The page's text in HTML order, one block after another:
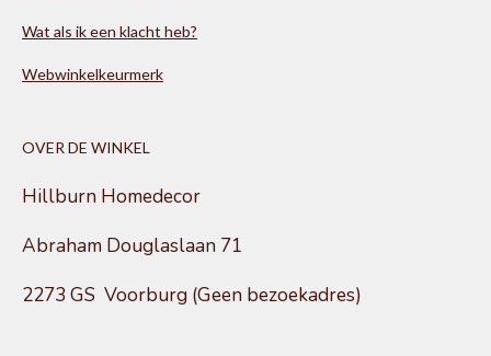
Wat als ik een klacht heb?
Webwinkelkeurmerk
OVER DE WINKEL
Hillburn Homedecor
Abraham Douglaslaan 71
2273 GS Voorburg (Geen bezoekadres)